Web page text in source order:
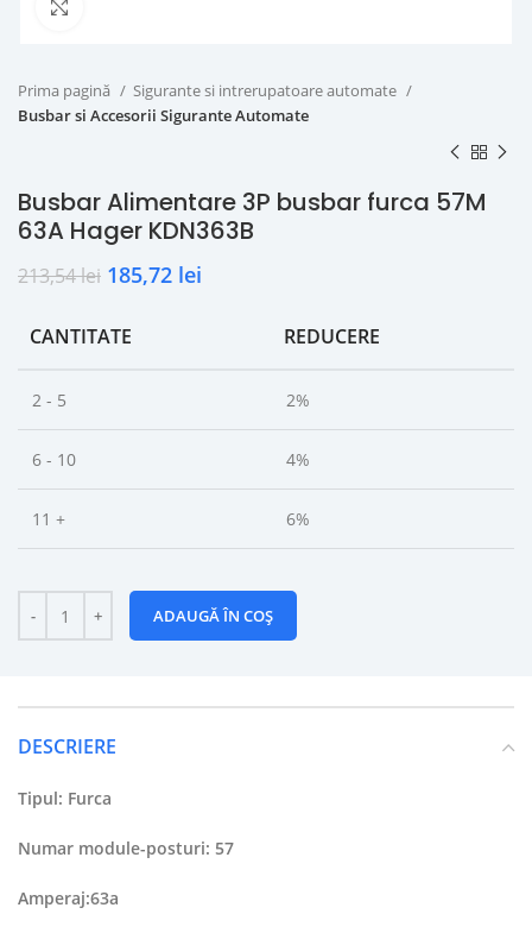
Prima pagină
Sigurante si intrerupatoare automate
Busbar si Accesorii Sigurante Automate
Busbar Alimentare 3P busbar furca 57M
63A Hager KDN363B
213,54lei 185,72 lei
CANTITATE REDUCERE
2 - 5 2%
6 - 10 4%
11 + 6%
ADAUGĂ ÎN COȘ
DESCRIERE
Tipul: Furca
Numar module-posturi: 57
Amperaj:63a